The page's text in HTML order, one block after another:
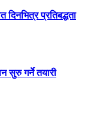
दिनभित्र प्रतिबद्धता
सुरु गर्ने तयारी